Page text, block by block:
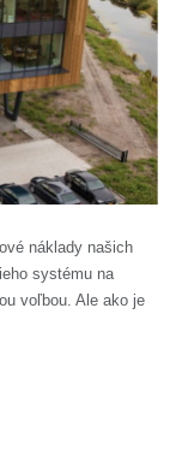
náklady našich
systému na
voľbou. Ale ako je